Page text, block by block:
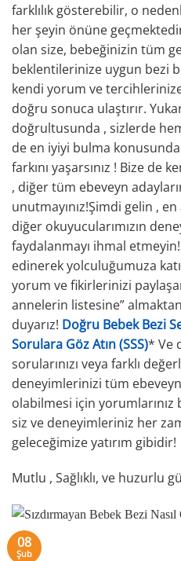
farklılık gösterebilir, o
her şeyin önüne
olan size, bebeğinizin tüm
beklentilerinize uygun bezi
kendi yorum ve
doğru sonuca ulaştırır.
doğrultusunda , sizlerde hem
de en iyiyi bulma
farkını yaşarsınız ! Bize
, diğer tüm ebeveyn
unutmayınız!Şimdi gelin ,
diğer okuyucularımızın
faydalanmayı ihmal
edinerek yolculuğumuza
yorum ve fikirlerinizi
annelerin listesine”
duyarız! Doğru Bebek Bezi
Sorulara Göz Atın (SSS)* Ve
sorularınızı veya farklı
deneyimlerinizi tüm
olabilmesi için yorumlarınız
siz ve deneyimleriniz her
geleceğimize yatırım gibidir!
Mutlu , Sağlıklı, ve huzurlu
08
Şub